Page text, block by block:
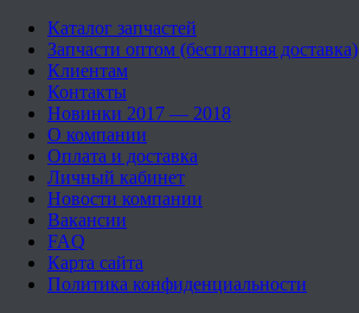
Каталог запчастей
Запчасти оптом (бесплатная доставка)
Клиентам
Контакты
Новинки 2017 — 2018
О компании
Оплата и доставка
Личный кабинет
Новости компании
Вакансии
FAQ
Карта сайта
Политика конфиденциальности